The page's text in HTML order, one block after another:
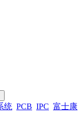
统 PCB IPC 富士康